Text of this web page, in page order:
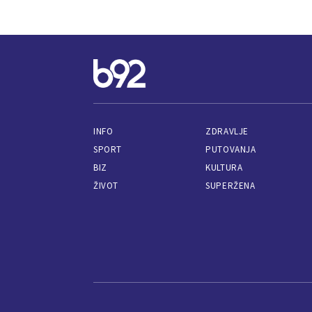
INFO
SPORT
BIZ
ŽIVOT
ZDRAVLJE
PUTOVANJA
KULTURA
SUPERŽENA